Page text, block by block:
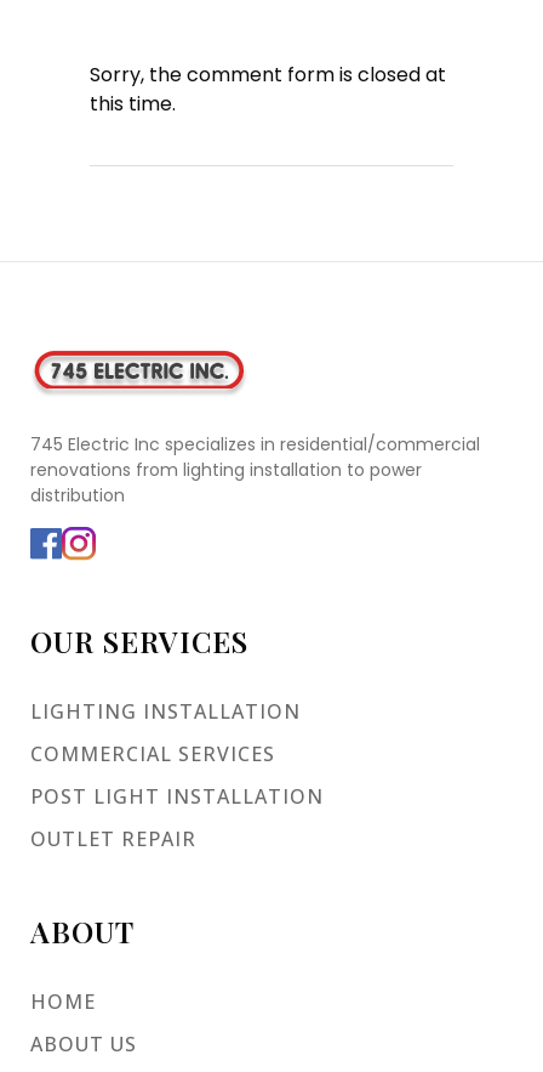
Sorry, the comment form is closed at
this time.
745 Electric Inc specializes in residential/commercial
renovations from lighting installation to power
distribution
OUR SERVICES
LIGHTING INSTALLATION
COMMERCIAL SERVICES
POST LIGHT INSTALLATION
OUTLET REPAIR
ABOUT
HOME
ABOUT US